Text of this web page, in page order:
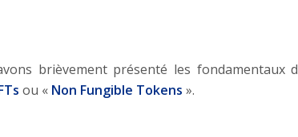
brièvement présenté les fondamentaux
ou « Non Fungible Tokens ».